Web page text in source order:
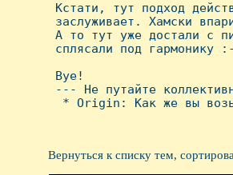
Кстати, тут подход
заслуживает. Хамски
А то тут уже достали с
сплясали под гаpмонику
Bye!
--- Hе путайте
* Origin: Как же вы
Вернуться к списку тем,